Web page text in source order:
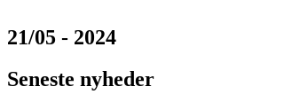
21/05 - 2024
Seneste nyheder